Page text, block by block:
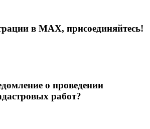
в МАХ, присоединяйтесь!
о проведении
работ?